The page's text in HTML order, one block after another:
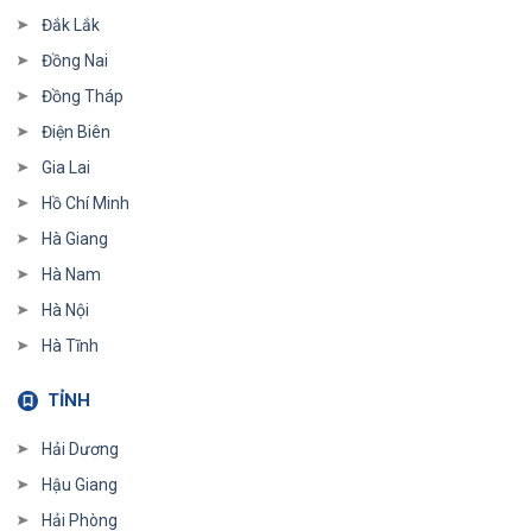
Đắk Lắk
Đồng Nai
Đồng Tháp
Điện Biên
Gia Lai
Hồ Chí Minh
Hà Giang
Hà Nam
Hà Nội
Hà Tĩnh
TỈNH
Hải Dương
Hậu Giang
Hải Phòng